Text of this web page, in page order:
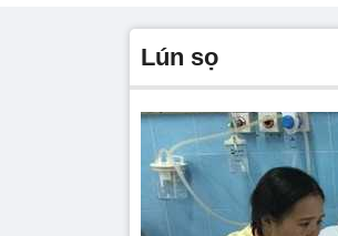
lún sọ